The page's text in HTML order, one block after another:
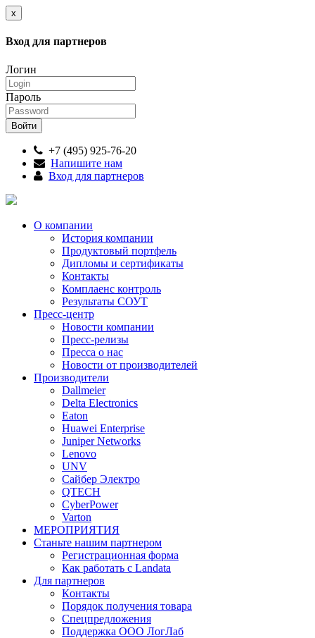
x
Вход для партнеров
Логин
Пароль
+7 (495) 925-76-20
Напишите нам
Вход для партнеров
О компании
История компании
Продуктовый портфель
Дипломы и сертификаты
Контакты
Комплаенс контроль
Результаты СОУТ
Пресс-центр
Новости компании
Пресс-релизы
Пресса о нас
Новости от производителей
Производители
Dallmeier
Delta Electronics
Eaton
Huawei Enterprise
Juniper Networks
Lenovo
UNV
Сайбер Электро
QTECH
CyberPower
Varton
МЕРОПРИЯТИЯ
Станьте нашим партнером
Регистрационная форма
Как работать с Landata
Для партнеров
Кoнтaкты
Порядок получения товара
Спецпредложения
Поддержка ООО ЛогЛаб